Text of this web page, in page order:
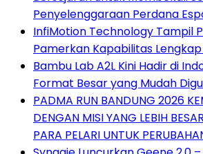
Penyelenggaraan Perdana
InfiMotion Technology Tampil
Pamerkan Kapabilitas
Bambu Lab A2L Kini Hadir di
Format Besar yang Mudah
PADMA RUN BANDUNG 2026
DENGAN MISI YANG LEBIH
PARA PELARI UNTUK